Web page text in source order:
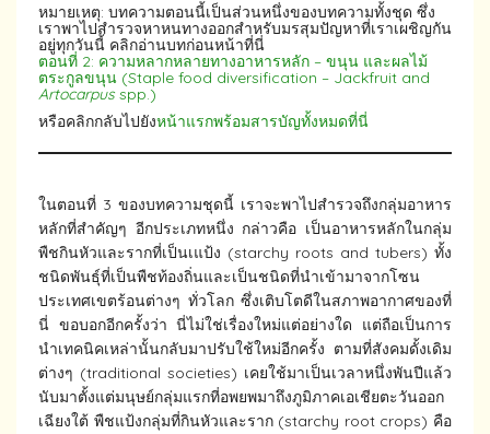
หมายเหตุ: บทความตอนนี้เป็นส่วนหนึ่งของบทความทั้งชุด ซึ่ง
เราพาไปสำรวจหาหนทางออกสำหรับมรสุมปัญหาที่เราเผชิญกัน
อยู่ทุกวันนี้ คลิกอ่านบทก่อนหน้าที่นี่
ตอนที่ 2: ความหลากหลายทางอาหารหลัก – ขนุน และผลไม้
ตระกูลขนุน (Staple food diversification – Jackfruit and
Artocarpusspp.)
หรือคลิกกลับไปยังหน้าแรกพร้อมสารบัญทั้งหมดที่นี่
ในตอนที่ 3 ของบทความชุดนี้ เราจะพาไปสำรวจถึงกลุ่มอาหาร
หลักที่สำคัญๆ อีกประเภทหนึ่ง กล่าวคือ เป็นอาหารหลักในกลุ่ม
พืชกินหัวและรากที่เป็นเแป้ง (starchy roots and tubers) ทั้ง
ชนิดพันธุ์ที่เป็นพืชท้องถิ่นและเป็นชนิดที่นำเข้ามาจากโซน
ประเทศเขตร้อนต่างๆ ทั่วโลก ซึ่งเติบโตดีในสภาพอากาศของที่
นี่ ขอบอกอีกครั้งว่า นี่ไม่ใช่เรื่องใหม่แต่อย่างใด แต่ถือเป็นการ
นำเทคนิคเหล่านั้นกลับมาปรับใช้ใหม่อีกครั้ง ตามที่สังคมดั้งเดิม
ต่างๆ (traditional societies) เคยใช้มาเป็นเวลาหนึ่งพันปีแล้ว
นับมาตั้งแต่มนุษย์กลุ่มแรกที่อพยพมาถึงภูมิภาคเอเชียตะวันออก
เฉียงใต้ พืชแป้งกลุ่มที่กินหัวและราก (starchy root crops) คือ